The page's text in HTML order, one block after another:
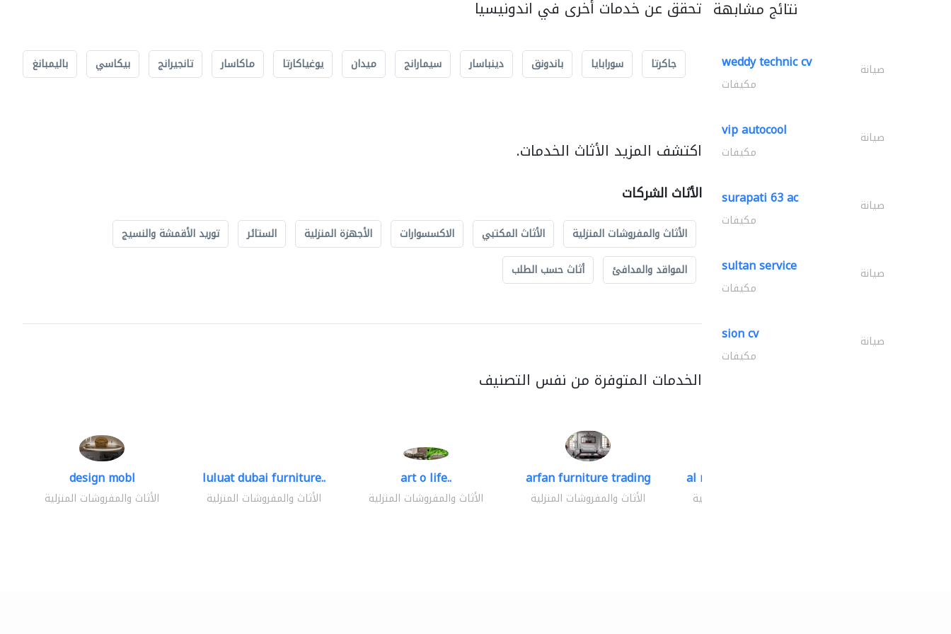
تحقق عن خدمات أخرى في اندونيسيا
جاكرتا سورابايا باندونق دينباسار سيمارانج ميدان يوغياكارتا ماكاسار تانجيرانج بيكاسي باليمبانغ
اكتشف المزيد الأثاث الخدمات.
الأثاث الشركات
الأثاث والمفروشات المنزلية الأثاث المكتبي الاكسسوارات الأجهزة المنزلية الستائر
توريد الأقمشة والنسيج
المواقد والمدافئ
أثاث حسب الطلب
الخدمات المتوفرة من نفس التصنيف
design mobl
الأثاث والمفروشات المنزلية
luluat dubai furniture..
الأثاث والمفروشات المنزلية
art o life..
الأثاث والمفروشات المنزلية
arfan furniture trading
الأثاث والمفروشات المنزلية
al mashrabia furniture..
الأثاث والمفروشات المنزلية
نتائج مشابهة
weddy technic cv صيانة
مكيفات
vip autocool صيانة
مكيفات
surapati 63 ac صيانة
مكيفات
sultan service صيانة
مكيفات
sion cv صيانة
مكيفات